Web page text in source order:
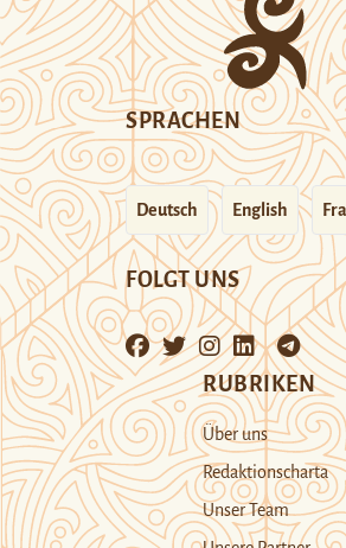
SPRACHEN
Deutsch English
FOLGT UNS
RUBRIKEN
Über uns
Redaktionscharta
Unser Team